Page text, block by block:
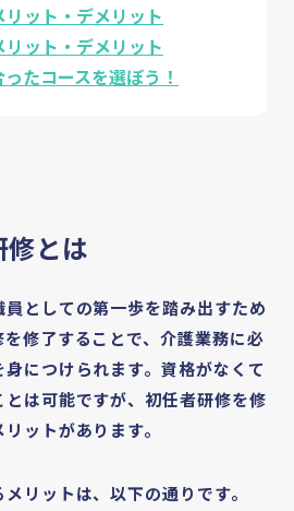
ット・デメリット
ット・デメリット
たコースを選ぼう！
とは
としての第一歩を踏み出すため
修了することで、介護業務に必
につけられます。資格がなくて
は可能ですが、初任者研修を修
ットがあります。
リットは、以下の通りです。